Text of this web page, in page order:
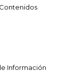
Información